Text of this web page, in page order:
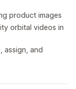
product images
orbital videos in
assign, and